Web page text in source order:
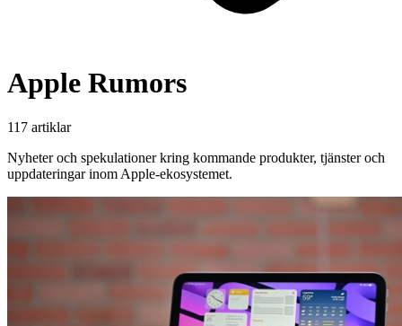
Apple Rumors
117 artiklar
Nyheter och spekulationer kring kommande produkter, tjänster och
uppdateringar inom Apple-ekosystemet.